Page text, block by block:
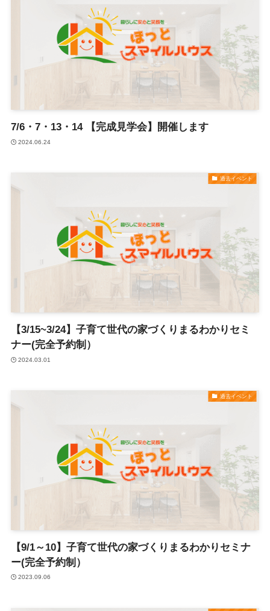
7/6・7・13・14 【完成見学会】開催します
2024.06.24
過去イベント
【3/15~3/24】子育て世代の家づくりまるわかりセミ
ナー(完全予約制）
2024.03.01
過去イベント
【9/1～10】子育て世代の家づくりまるわかりセミナ
ー(完全予約制）
2023.09.06